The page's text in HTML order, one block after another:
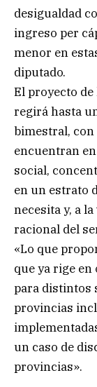
desigualdad
ingreso per
menor en
diputado.
El proyecto de
regirá hasta
bimestral, con
encuentran
social,
en un estrato
necesita y, a
racional del
«Lo que
que ya rige
para distintos
provincias
un caso de
provincias».